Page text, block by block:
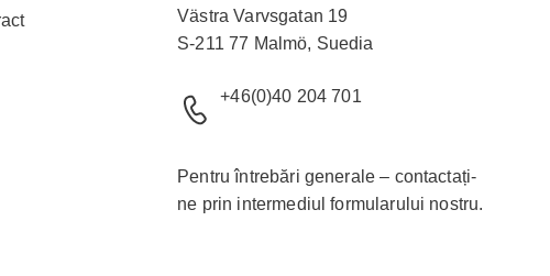
Västra Varvsgatan 19
S-211 77 Malmö, Suedia
+46(0)40 204 701
Pentru întrebări generale – contactați-
ne prin intermediulformularului nostru.